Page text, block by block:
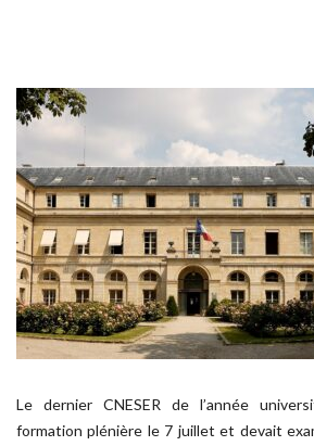
Le dernier CNESER de l’année
formation plénière le 7 juillet et devait